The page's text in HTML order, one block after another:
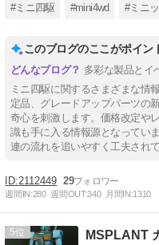
#ミニ四駆 #mini4wd #ミニ
このブログのここがポイン
多彩な製品とイ
ミニ四駆に関するさまざまな情
定品、グレードアップパーツの
奇心を刺激します。価格改定や
識も手に入る情報源となってい
連の流れを追いやすく工夫されて
2112449 29
週間IN:280 週間OUT:340 月間IN:1310
5 MSPLANT